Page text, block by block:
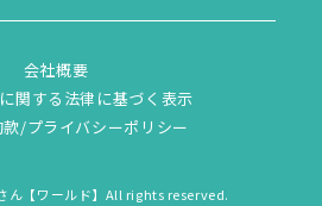
会社概要
関する法律に基づく表示
款/プライバシーポリシー
ん【ワールド】All rights reserved.